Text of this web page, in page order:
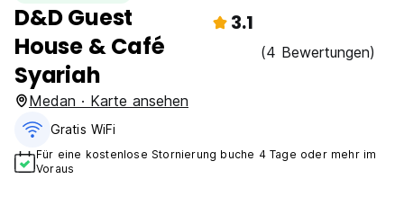
D&D Guest
House & Café
Syariah
3.1
(4 Bewertungen)
Medan · Karte ansehen
Gratis WiFi
Für eine kostenlose Stornierung buche 4 Tage oder mehr im
Voraus